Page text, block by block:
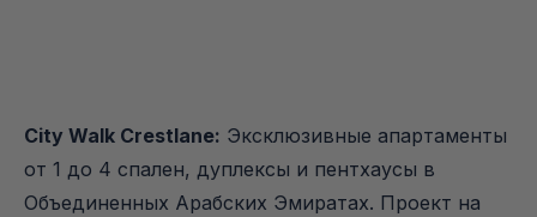
City Walk Crestlane: Эксклюзивные апартаменты
от 1 до 4 спален, дуплексы и пентхаусы в
Объединенных Арабских Эмиратах. Проект на